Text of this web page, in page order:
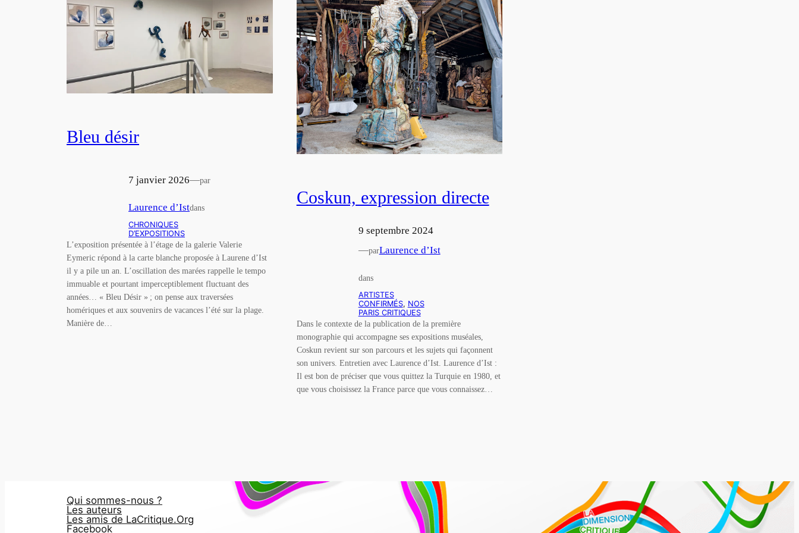
Bleu désir
7 janvier 2026—par
Laurence d’Istdans
CHRONIQUES
D’EXPOSITIONS
L’exposition présentée à l’étage de la galerie Valerie
Eymeric répond à la carte blanche proposée à Laurene d’Ist
il y a pile un an. L’oscillation des marées rappelle le tempo
immuable et pourtant imperceptiblement fluctuant des
années… « Bleu Désir » ; on pense aux traversées
homériques et aux souvenirs de vacances l’été sur la plage.
Manière de…
Coskun, expression directe
9 septembre 2024
—parLaurence d’Ist
dans
ARTISTES
CONFIRMÉS, NOS
PARIS CRITIQUES
Dans le contexte de la publication de la première
monographie qui accompagne ses expositions muséales,
Coskun revient sur son parcours et les sujets qui façonnent
son univers. Entretien avec Laurence d’Ist. Laurence d’Ist :
Il est bon de préciser que vous quittez la Turquie en 1980, et
que vous choisissez la France parce que vous connaissez…
Qui sommes-nous ?
Les auteurs
Les amis de LaCritique.Org
Facebook